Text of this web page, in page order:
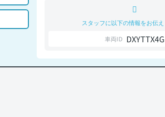
スタッフに以下の情報をお伝
車両ID DXYTTX4G